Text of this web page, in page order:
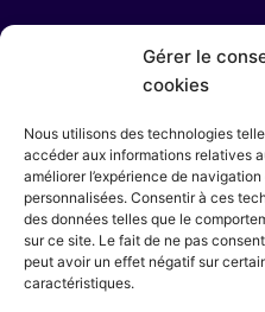
Gérer le
cookies
Nous utilisons des technologies
accéder aux informations relatives
améliorer l’expérience de
personnalisées. Consentir à ces
des données telles que le
sur ce site. Le fait de ne pas
peut avoir un effet négatif sur
caractéristiques.
Ig. Fb. Be.
Rejoindre le collectif
Vous souhaitez rejoindre
contact@marindesign.fr